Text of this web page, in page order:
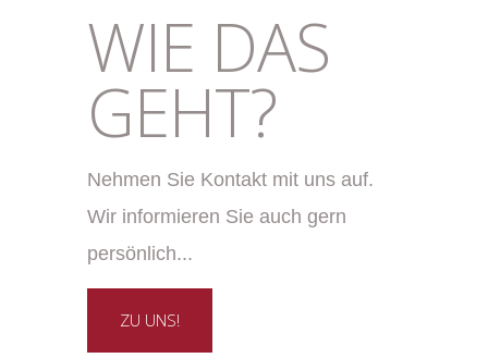
WIE DAS
GEHT?
Nehmen Sie Kontakt mit uns auf.
Wir informieren Sie auch gern
persönlich...
ZU UNS!